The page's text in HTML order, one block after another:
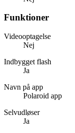
Funktioner
Videooptagelse
Nej
Indbygget flash
Ja
Navn på app
Polaroid app
Selvudløser
Ja